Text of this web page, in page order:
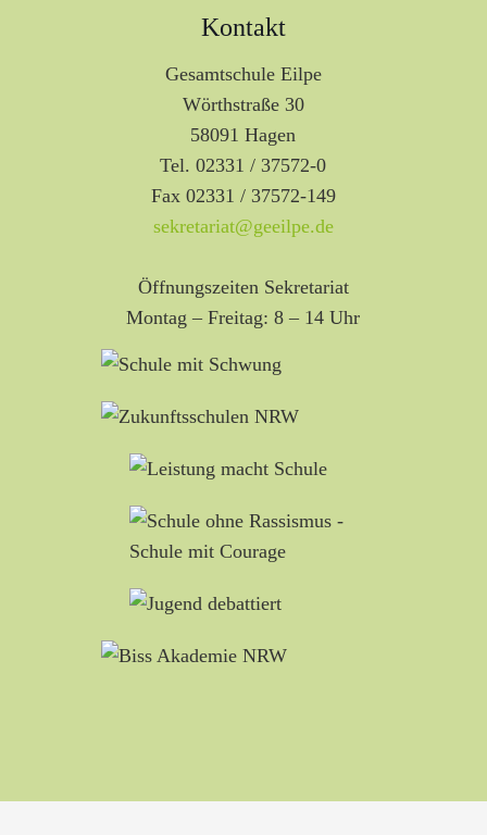
Kontakt
Gesamtschule Eilpe
Wörthstraße 30
58091 Hagen
Tel. 02331 / 37572-0
Fax 02331 / 37572-149
sekretariat@geeilpe.de
Öffnungszeiten Sekretariat
Montag – Freitag: 8 – 14 Uhr